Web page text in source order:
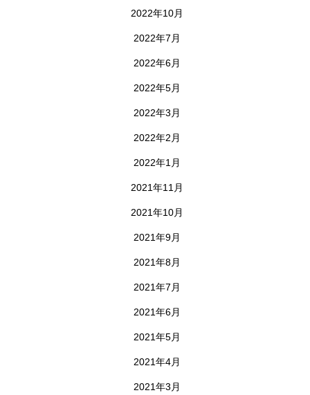
2022年10月
2022年7月
2022年6月
2022年5月
2022年3月
2022年2月
2022年1月
2021年11月
2021年10月
2021年9月
2021年8月
2021年7月
2021年6月
2021年5月
2021年4月
2021年3月